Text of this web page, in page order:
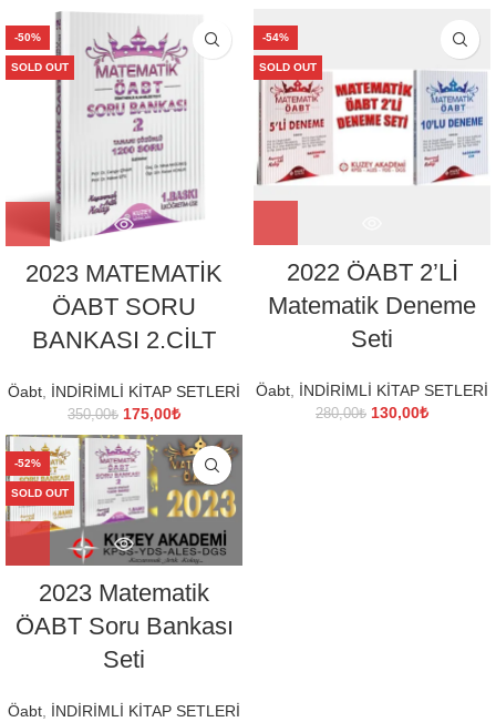
325,00₺.
-50%
SOLD OUT
2023 MATEMATİK
ÖABT SORU
BANKASI 2.CİLT
Öabt İNDİRİMLİ KİTAP SETLERİ
350,00₺ Orijinal
fiyat:
350,00₺.
175,00₺Şu
andaki
fiyat:
175,00₺.
-54%
SOLD OUT
2022 ÖABT 2’Lİ
Matematik Deneme
Seti
Öabt İNDİRİMLİ KİTAP SETLERİ
280,00₺ Orijinal
130,00₺Şu
-52%
SOLD OUT
2023 Matematik
ÖABT Soru Bankası
Seti
Öabt, İNDİRİMLİ KİTAP SETLERİ